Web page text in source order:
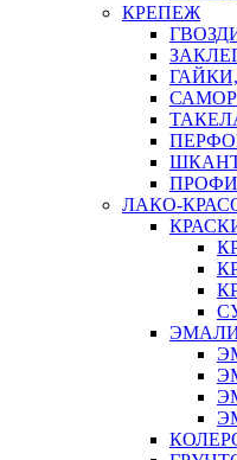
КРЕПЕЖ
ЛАКО-